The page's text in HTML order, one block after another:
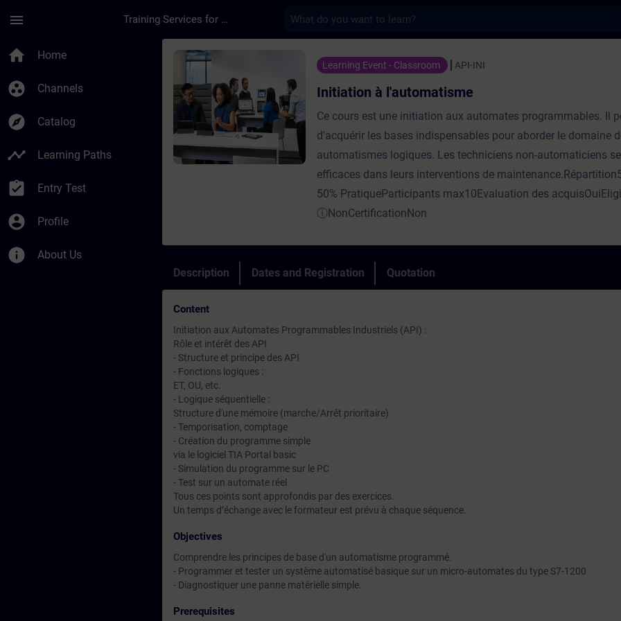
menu Training Services for Digital Industries
home Home
group_work Channels
explore Catalog
timeline Learning Paths
assignment_turned_in Entry Test
account_circle Profile
info About Us
Course - Initiation à l'automatisme - Training - Training -
Learning Event - Classroom API-INI
Initiation à l'automatisme
Ce cours est une initiation aux automates programmables. Il
d'acquérir les bases indispensables pour aborder le domaine
automatismes logiques. Les techniciens non-automaticiens
efficaces dans leurs interventions de
50% PratiqueParticipants max10Evaluation des
ⓘNonCertificationNon
Description Dates and Registration Quotation
Content
Initiation aux Automates Programmables Industriels (API) :
Rôle et intérêt des API
- Structure et principe des API
- Fonctions logiques :
ET, OU, etc.
- Logique séquentielle :
Structure d'une mémoire (marche/Arrêt prioritaire)
- Temporisation, comptage
- Création du programme simple
via le logiciel TIA Portal basic
- Simulation du programme sur le PC
- Test sur un automate réel
Tous ces points sont approfondis par des exercices.
Un temps d’échange avec le formateur est prévu à chaque séquence.
Objectives
Comprendre les principes de base d'un automatisme programmé.
- Programmer et tester un système automatisé basique sur un micro-automates du type S7-1200
- Diagnostiquer une panne matérielle simple.
Prerequisites